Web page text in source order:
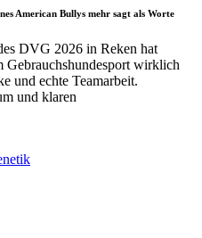
American Bullys mehr sagt als Worte
DVG 2026 in Reken hat
Gebrauchshundesport wirklich
und echte Teamarbeit.
und klaren